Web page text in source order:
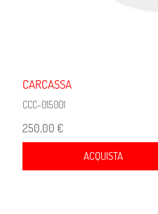
CARCASSA
CCC-015001
250,00 €
ACQUISTA